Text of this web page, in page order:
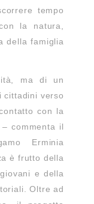
tempo
la natura,
della famiglia
ma di un
cittadini verso
con la
commenta il
Erminia
è frutto della
e della
Oltre ad